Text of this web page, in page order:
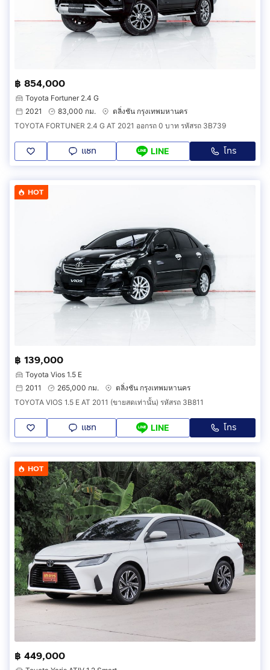
฿ 854,000
Toyota Fortuner 2.4 G
2021
83,000 กม.
ตลิ่งชัน กรุงเทพมหานคร
TOYOTA FORTUNER 2.4 G AT 2021 ออกรถ 0 บาท รหัสรถ 3B739
แชท LINE โทร
HOT
฿ 139,000
Toyota Vios 1.5 E
2011
265,000 กม.
ตลิ่งชัน กรุงเทพมหานคร
TOYOTA VIOS 1.5 E AT 2011 (ขายสดเท่านั้น) รหัสรถ 3B811
แชท LINE โทร
HOT
฿ 449,000